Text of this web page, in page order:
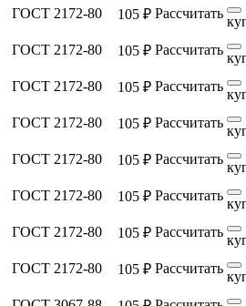
ГОСТ 2172-80 105 ₽ Рассчитать
ГОСТ 2172-80 105 ₽ Рассчитать
ГОСТ 2172-80 105 ₽ Рассчитать
ГОСТ 2172-80 105 ₽ Рассчитать
ГОСТ 2172-80 105 ₽ Рассчитать
ГОСТ 2172-80 105 ₽ Рассчитать
ГОСТ 2172-80 105 ₽ Рассчитать
ГОСТ 2172-80 105 ₽ Рассчитать